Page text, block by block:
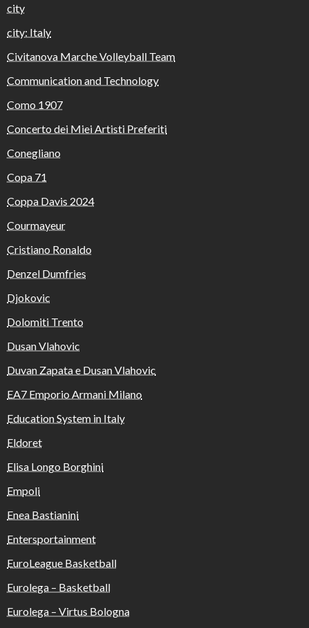
city
city: Italy
Civitanova Marche Volleyball Team
Communication and Technology
Como 1907
Concerto dei Miei Artisti Preferiti
Conegliano
Copa 71
Coppa Davis 2024
Courmayeur
Cristiano Ronaldo
Denzel Dumfries
Djokovic
Dolomiti Trento
Dusan Vlahovic
Duvan Zapata e Dusan Vlahovic
EA7 Emporio Armani Milano
Education System in Italy
Eldoret
Elisa Longo Borghini
Empoli
Enea Bastianini
Entersportainment
EuroLeague Basketball
Eurolega – Basketball
Eurolega – Virtus Bologna